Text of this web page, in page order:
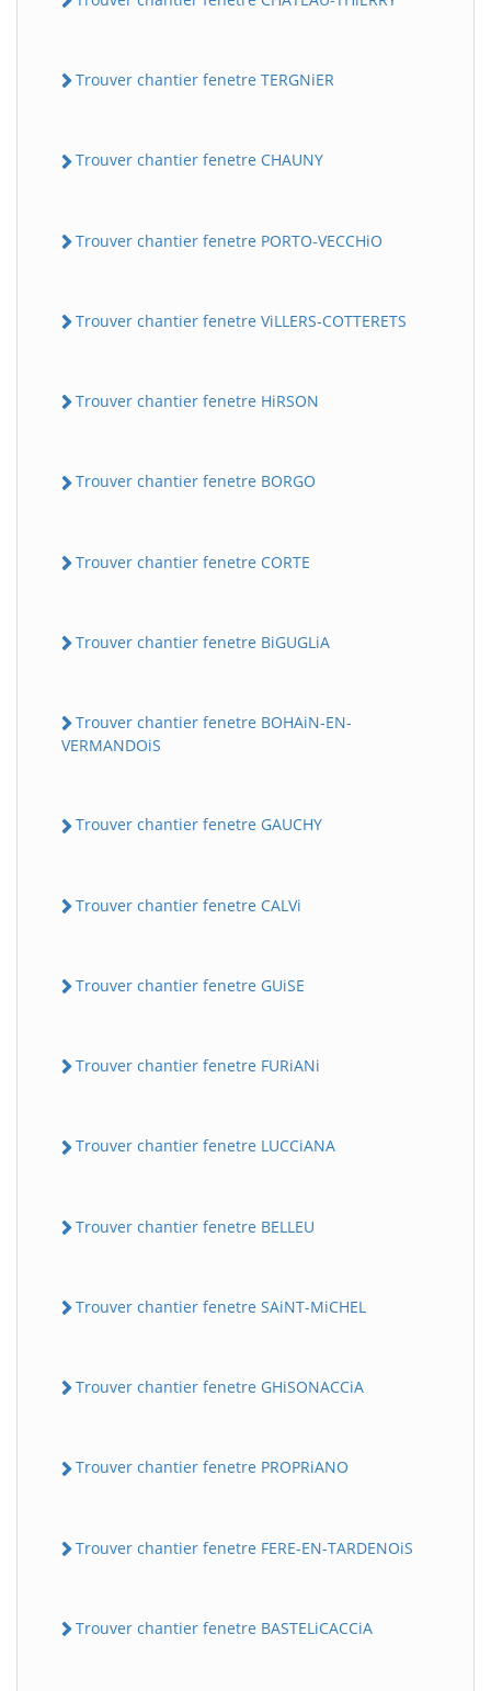
Trouver chantier fenetre TERGNiER
Trouver chantier fenetre CHAUNY
Trouver chantier fenetre PORTO-VECCHiO
Trouver chantier fenetre ViLLERS-COTTERETS
Trouver chantier fenetre HiRSON
Trouver chantier fenetre BORGO
Trouver chantier fenetre CORTE
Trouver chantier fenetre BiGUGLiA
Trouver chantier fenetre BOHAiN-EN-
VERMANDOiS
Trouver chantier fenetre GAUCHY
Trouver chantier fenetre CALVi
Trouver chantier fenetre GUiSE
Trouver chantier fenetre FURiANi
Trouver chantier fenetre LUCCiANA
Trouver chantier fenetre BELLEU
Trouver chantier fenetre SAiNT-MiCHEL
Trouver chantier fenetre GHiSONACCiA
Trouver chantier fenetre PROPRiANO
Trouver chantier fenetre FERE-EN-TARDENOiS
Trouver chantier fenetre BASTELiCACCiA